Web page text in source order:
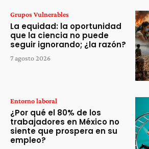
Grupos Vulnerables
La equidad: la oportunidad
que la ciencia no puede
seguir ignorando; ¿la razón?
7 agosto 2026
Entorno laboral
¿Por qué el 80% de los
trabajadores en México no
siente que prospera en su
empleo?